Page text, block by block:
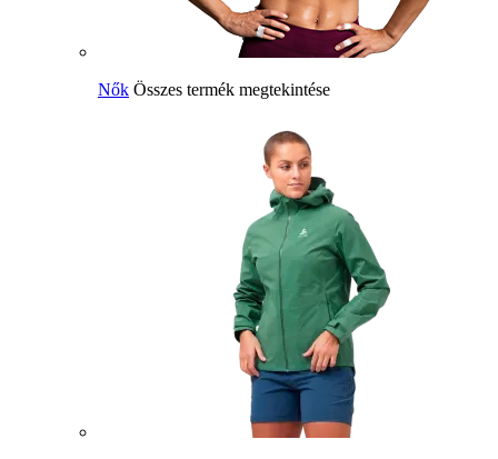
Nők Összes termék megtekintése